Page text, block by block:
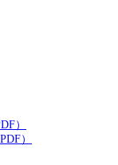
）
）